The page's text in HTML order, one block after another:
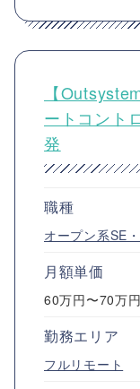
【
ートコント
発
職種
オープン系SE
月額単価
60万円〜70万円
勤務エリア
フルリモート